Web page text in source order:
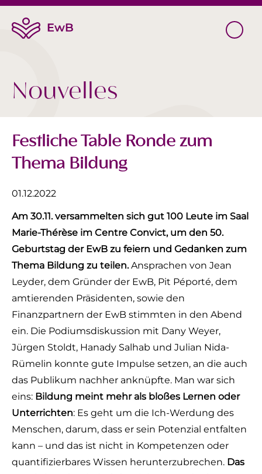
Nouvelles
Festliche Table Ronde zum
Thema Bildung
01.12.2022
Am 30.11. versammelten sich gut 100 Leute im Saal
Marie-Thérèse im Centre Convict, um den 50.
Geburtstag der EwB zu feiern und Gedanken zum
Thema Bildung zu teilen.Ansprachen von Jean
Leyder, dem Gründer der EwB, Pit Péporté, dem
amtierenden Präsidenten, sowie den
Finanzpartnern der EwB stimmten in den Abend
ein. Die Podiumsdiskussion mit Dany Weyer,
Jürgen Stoldt, Hanady Salhab und Julian Nida-
Rümelin konnte gute Impulse setzen, an die auch
das Publikum nachher anknüpfte. Man war sich
eins: Bildung meint mehr als bloßes Lernen oder
Unterrichten: Es geht um die Ich-Werdung des
Menschen, darum, dass er sein Potenzial entfalten
kann – und das ist nicht in Kompetenzen oder
quantifizierbares Wissen herunterzubrechen. Das